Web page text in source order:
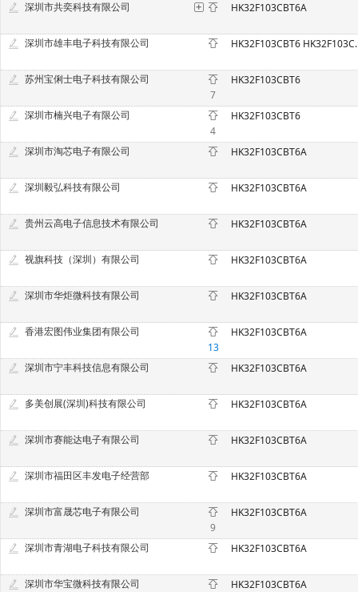
深圳市共奕科技有限公司 HK32F103CBT6A
深圳市雄丰电子科技有限公司
苏州宝俐士电子科技有限公司
7
HK32F103CBT6
深圳市楠兴电子有限公司
4
HK32F103CBT6
深圳市淘芯电子有限公司 HK32F103CBT6A
深圳毅弘科技有限公司 HK32F103CBT6A
贵州云高电子信息技术有限公司 HK32F103CBT6A
视旗科技（深圳）有限公司 HK32F103CBT6A
深圳市华炬微科技有限公司 HK32F103CBT6A
香港宏图伟业集团有限公司
13
HK32F103CBT6A
深圳市宁丰科技信息有限公司 HK32F103CBT6A
多美创展(深圳)科技有限公司 HK32F103CBT6A
深圳市赛能达电子有限公司 HK32F103CBT6A
深圳市福田区丰发电子经营部 HK32F103CBT6A
深圳市富晟芯电子有限公司
9
HK32F103CBT6A
深圳市青湖电子科技有限公司 HK32F103CBT6A
深圳市华宝微科技有限公司
HK32F103CBT6A